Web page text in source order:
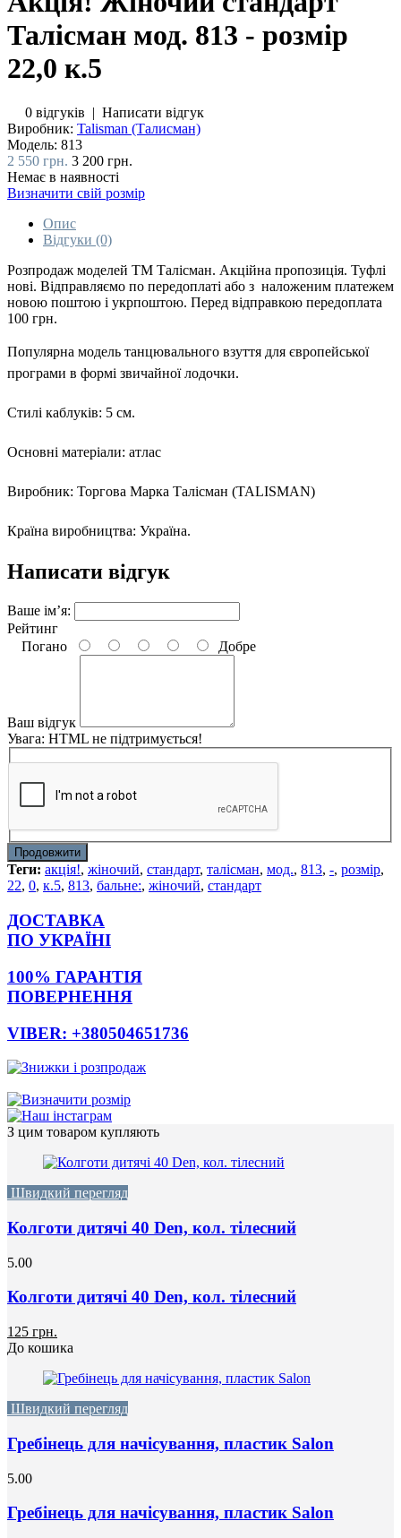
Талісман мод. 813 - розмір
22,0 к.5
0 відгуків | Написати відгук
Виробник: Talisman (Талисман)
Модель: 813
2 550 грн. 3 200 грн.
Немає в наявності
Визначити свій розмір
Опис
Відгуки (0)
Розпродаж моделей ТМ Талісман. Акційна пропозиція. Туфлі
нові. Відправляємо по передоплаті або з наложеним платежем
новою поштою і укрпоштою. Перед відправкою передоплата
100 грн.
Популярна модель танцювального взуття для європейської
програми в формі звичайної лодочки.
Стилі каблуків: 5 см.
Основні матеріали: атлас
Виробник: Торгова Марка Талісман (TALISMAN)
Країна виробництва: Україна.
Написати відгук
Ваше ім’я:
Рейтинг
Погано
Добре
Ваш відгук
Увага: HTML не підтримується!
Продовжити
Теги: акція!, жіночий, стандарт, талісман, мод., 813, -, розмір,
22, 0, к.5, 813, бальне:, жіночий, стандарт
ДОСТАВКА
ПО УКРАЇНІ
100% ГАРАНТІЯ
ПОВЕРНЕННЯ
VIBER: +380504651736
З цим товаром купляють
Швидкий перегляд
Колготи дитячі 40 Den, кол. тілесний
5.00
Колготи дитячі 40 Den, кол. тілесний
125 грн.
До кошика
Швидкий перегляд
Гребінець для начісування, пластик Salon
5.00
Гребінець для начісування, пластик Salon